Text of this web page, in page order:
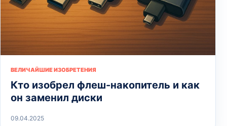
ВЕЛИЧАЙШИЕ ИЗОБРЕТЕНИЯ
Кто изобрел флеш-накопитель и как
он заменил диски
09.04.2025